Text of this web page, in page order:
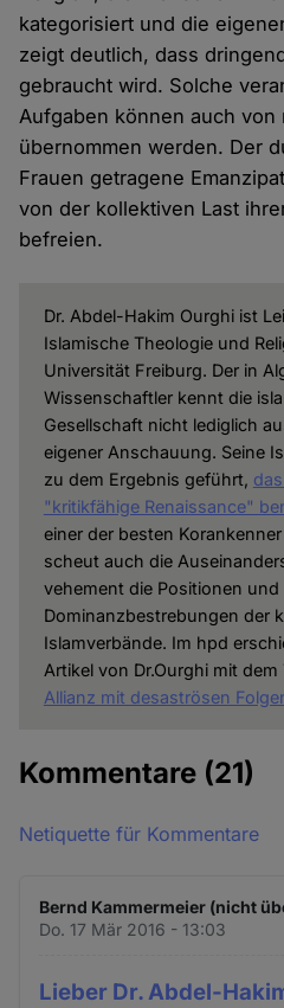
kategorisiert und die
zeigt deutlich, dass
gebraucht wird. Solche
Aufgaben können auch von
übernommen werden. Der
Frauen getragene
von der kollektiven Last
befreien.
Dr. Abdel-Hakim Ourghi ist
Islamische Theologie und
Universität Freiburg. Der in
Wissenschaftler kennt die
Gesellschaft nicht lediglich
eigener Anschauung. Seine
zu dem Ergebnis geführt,
"kritikfähige Renaissance"
einer der besten
scheut auch die
vehement die Positionen und
Dominanzbestrebungen der
Islamverbände. Im hpd
Artikel von Dr.Ourghi mit dem
Allianz mit desaströsen
Kommentare (21)
Netiquette für Kommentare
Bernd Kammermeier (nicht
Do. 17 Mär 2016 - 13:03
Lieber Dr. Abdel-